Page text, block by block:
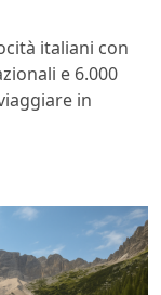
italiani con
e 6.000
in